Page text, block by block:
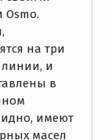
на три
линии, и
в
имеют
масел